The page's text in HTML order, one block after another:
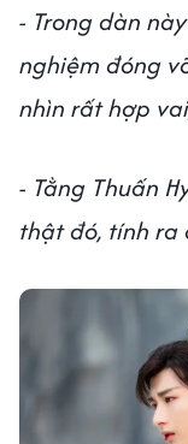
- Trong dàn
nghiệm đóng
nhìn rất hợp
- Tằng Thuấn
thật đó, tính ra